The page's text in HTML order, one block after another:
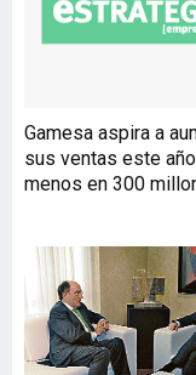
Gamesa aspira a
sus ventas este
menos en 300